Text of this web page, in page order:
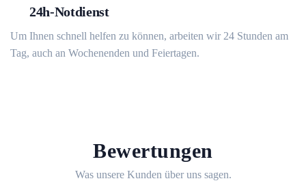
24h-Notdienst
Um Ihnen schnell helfen zu können, arbeiten wir 24 Stunden am
Tag, auch an Wochenenden und Feiertagen.
Bewertungen
Was unsere Kunden über uns sagen.